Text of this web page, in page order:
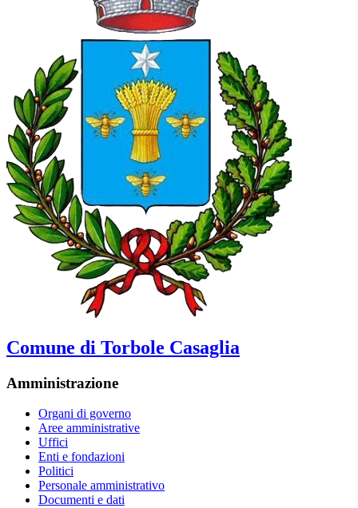
Comune di Torbole Casaglia
Amministrazione
Organi di governo
Aree amministrative
Uffici
Enti e fondazioni
Politici
Personale amministrativo
Documenti e dati